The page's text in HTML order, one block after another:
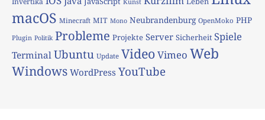
macOS Minecraft MIT Mono Neubrandenburg OpenMoko PHP
Plugin Politik Probleme Projekte Server Sicherheit Spiele
TerminalUbuntu Update VideoVimeo Web
Windows WordPress YouTube